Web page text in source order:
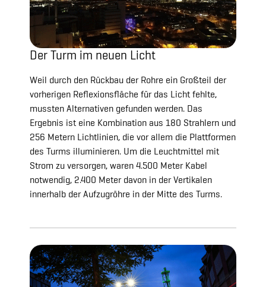
Der Turm im neuen Licht
Weil durch den Rückbau der Rohre ein Großteil der
vorherigen Reflexionsfläche für das Licht fehlte,
mussten Alternativen gefunden werden. Das
Ergebnis ist eine Kombination aus 180 Strahlern und
256 Metern Lichtlinien, die vor allem die Plattformen
des Turms illuminieren. Um die Leuchtmittel mit
Strom zu versorgen, waren 4.500 Meter Kabel
notwendig, 2.400 Meter davon in der Vertikalen
innerhalb der Aufzugröhre in der Mitte des Turms.